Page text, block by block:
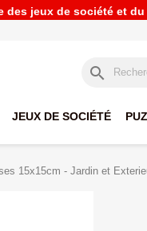
des jeux de société et
search
JEUX DE SOCIÉTÉ
15x15cm - Jardin et